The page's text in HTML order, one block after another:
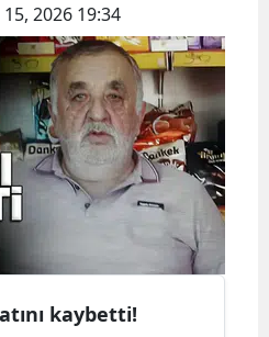
2026 19:34
kaybetti!